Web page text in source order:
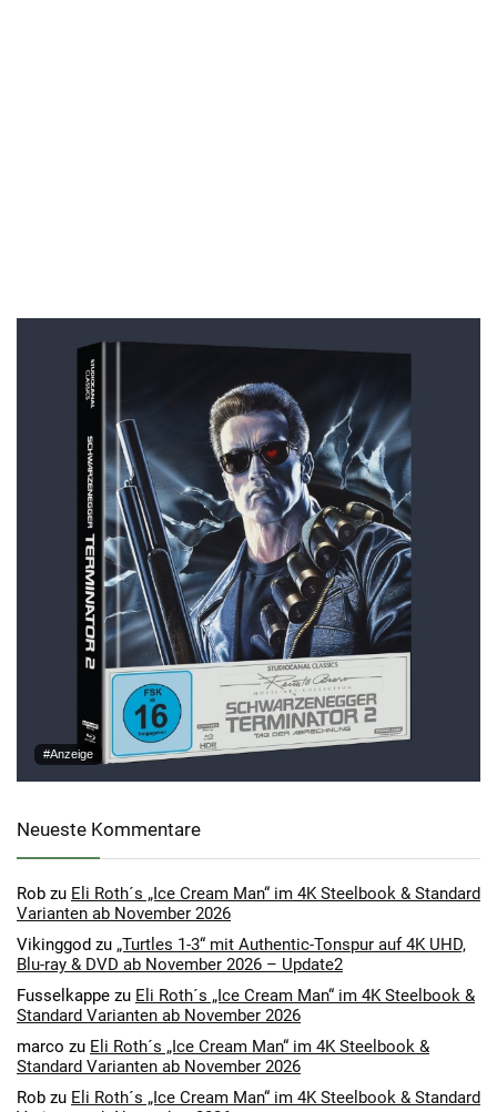
#Anzeige
Neueste Kommentare
Rob zu Eli Roth´s „Ice Cream Man“ im 4K Steelbook & Standard
Varianten ab November 2026
Vikinggod zu „Turtles 1-3“ mit Authentic-Tonspur auf 4K UHD,
Blu-ray & DVD ab November 2026 – Update2
Fusselkappe zu Eli Roth´s „Ice Cream Man“ im 4K Steelbook &
Standard Varianten ab November 2026
marco zu Eli Roth´s „Ice Cream Man“ im 4K Steelbook &
Standard Varianten ab November 2026
Rob zu Eli Roth´s „Ice Cream Man“ im 4K Steelbook & Standard